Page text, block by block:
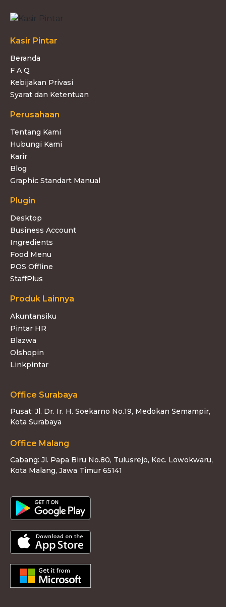
Kasir Pintar
Beranda
F A Q
Kebijakan Privasi
Syarat dan Ketentuan
Perusahaan
Tentang Kami
Hubungi Kami
Karir
Blog
Graphic Standart Manual
Plugin
Desktop
Business Account
Ingredients
Food Menu
POS Offline
StaffPlus
Produk Lainnya
Akuntansiku
Pintar HR
Blazwa
Olshopin
Linkpintar
Office Surabaya
Pusat: Jl. Dr. Ir. H. Soekarno No.19, Medokan Semampir,
Kota Surabaya
Office Malang
Cabang: Jl. Papa Biru No.80, Tulusrejo, Kec. Lowokwaru,
Kota Malang, Jawa Timur 65141